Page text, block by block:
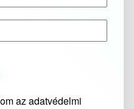
az adatvédelmi